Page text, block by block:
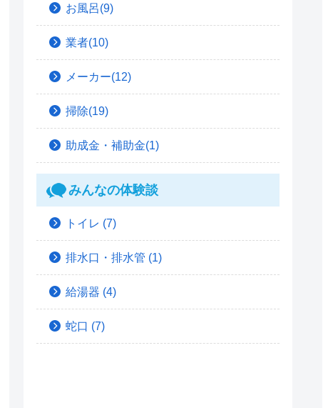
お風呂(9)
業者(10)
メーカー(12)
掃除(19)
助成金・補助金(1)
みんなの体験談
トイレ (7)
排水口・排水管 (1)
給湯器 (4)
蛇口 (7)